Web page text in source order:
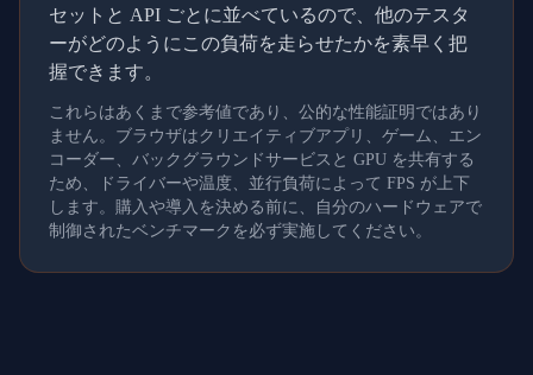
セットと API ごとに並べているので、他のテスタ
ーがどのようにこの負荷を走らせたかを素早く把
握できます。
これらはあくまで参考値であり、公的な性能証明ではあり
ません。ブラウザはクリエイティブアプリ、ゲーム、エン
コーダー、バックグラウンドサービスと GPU を共有する
ため、ドライバーや温度、並行負荷によって FPS が上下
します。購入や導入を決める前に、自分のハードウェアで
制御されたベンチマークを必ず実施してください。